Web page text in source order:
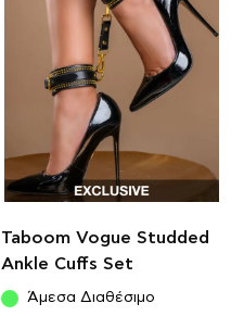
Taboom Vogue Studded
Ankle Cuffs Set
Άμεσα Διαθέσιμο